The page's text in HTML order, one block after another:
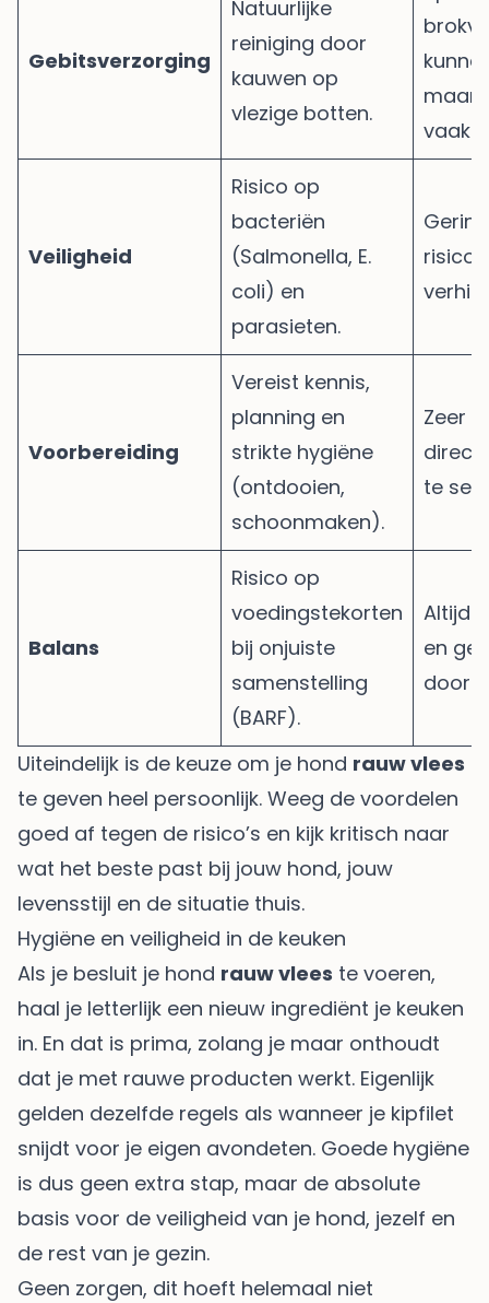
Gebitsverzorging
Natuurlijke
reiniging door
kauwen op
vlezige botten.
maar
vaak
Veiligheid
Risico op
bacteriën
(Salmonella, E.
coli) en
parasieten.
risico
Voorbereiding
Vereist kennis,
planning en
strikte hygiëne
(ontdooien,
schoonmaken).
Zeer
direct
te
Balans
Risico op
voedingstekorten
bij onjuiste
samenstelling
(BARF).
Altijd
en
door
Uiteindelijk is de keuze om je hond rauw vlees
te geven heel persoonlijk. Weeg de voordelen
goed af tegen de risico’s en kijk kritisch naar
wat het beste past bij jouw hond, jouw
levensstijl en de situatie thuis.
Hygiëne en veiligheid in de keuken
Als je besluit je hond rauw vlees te voeren,
haal je letterlijk een nieuw ingrediënt je keuken
in. En dat is prima, zolang je maar onthoudt
dat je met rauwe producten werkt. Eigenlijk
gelden dezelfde regels als wanneer je kipfilet
snijdt voor je eigen avondeten. Goede hygiëne
is dus geen extra stap, maar de absolute
basis voor de veiligheid van je hond, jezelf en
de rest van je gezin.
Geen zorgen, dit hoeft helemaal niet